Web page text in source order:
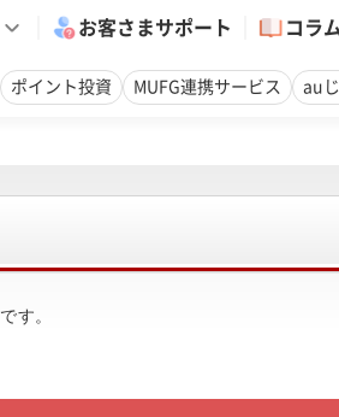
お客さまサポート コラム
ポイント投資 MUFG連携サービス au
す。